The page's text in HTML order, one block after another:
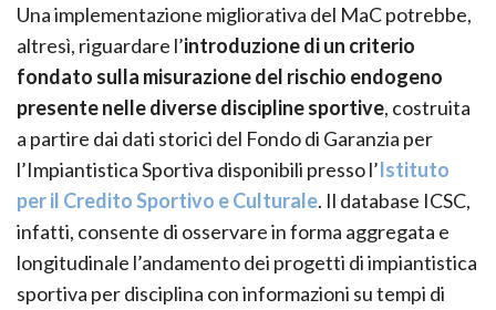
Una implementazione migliorativa del MaC potrebbe,
altresì, riguardare l’introduzione di un criterio
fondato sulla misurazione del rischio endogeno
presente nelle diverse discipline sportive, costruita
a partire dai dati storici del Fondo di Garanzia per
l’Impiantistica Sportiva disponibili presso l’Istituto
per il Credito Sportivo e Culturale. Il database ICSC,
infatti, consente di osservare in forma aggregata e
longitudinale l’andamento dei progetti di impiantistica
sportiva per disciplina con informazioni su tempi di